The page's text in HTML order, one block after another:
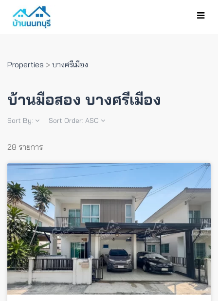
Properties > บางศรีเมือง
บ้านมือสอง บางศรีเมือง
Sort By: Sort Order: ASC
28 รายการ